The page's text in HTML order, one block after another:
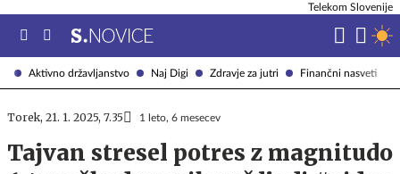
Aktivno državljanstvo Naj Digi Zdravje za jutri Finančni nasveti
Telekom Slovenije
Torek, 21. 1. 2025, 7.35 1 leto, 6 mesecev
Tajvan stresel potres z magnitudo